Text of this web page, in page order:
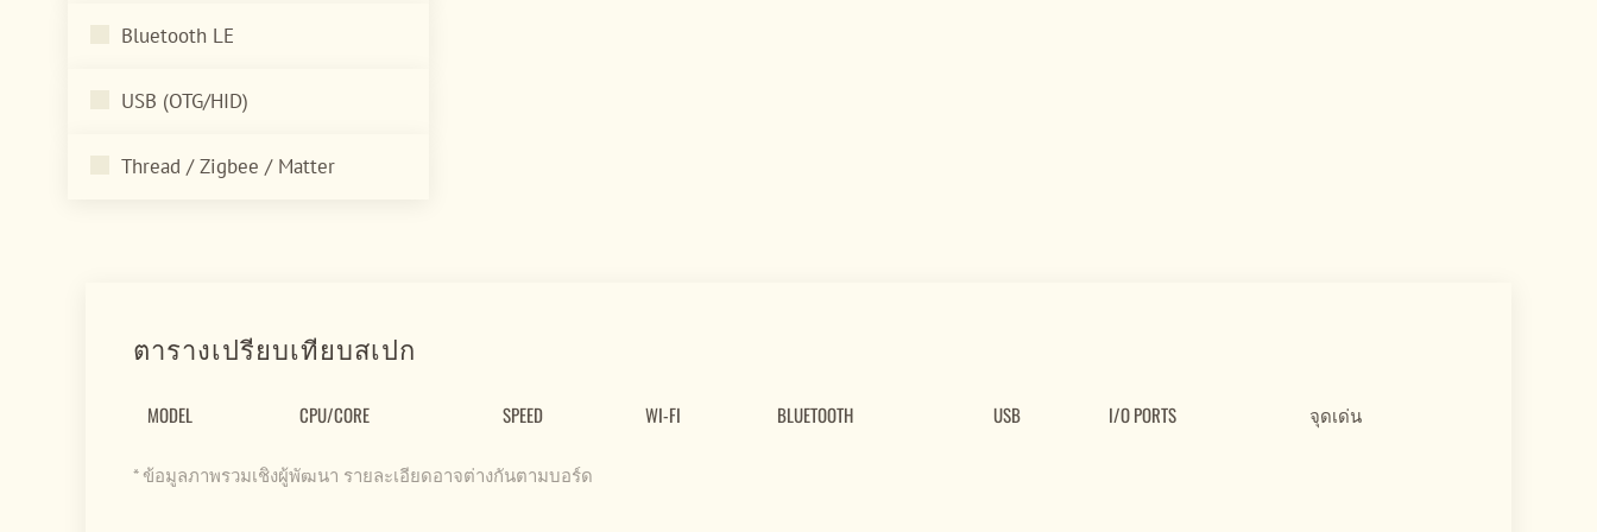
Bluetooth LE
USB (OTG/HID)
Thread / Zigbee / Matter
ตารางเปรียบเทียบสเปก
MODEL CPU/CORE SPEED WI-FI BLUETOOTH USB I/O PORTS จุดเด่น
* ข้อมูลภาพรวมเชิงผู้พัฒนา รายละเอียดอาจต่างกันตามบอร์ด